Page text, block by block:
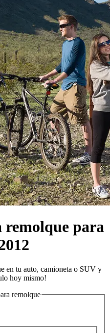
remolque para
en tu auto, camioneta o SUV y
hoy mismo!
remolque